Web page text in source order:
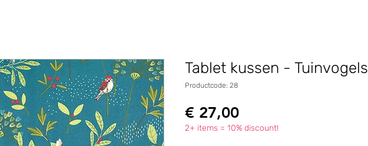
Tablet kussen - Tuinvogels
Productcode: 28
€ 27,00Prijs
2+ items = 10% discount!